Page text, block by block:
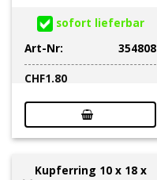
sofort lieferbar
Art-Nr:
354808
CHF1.80
Kupferring 10 x 18 x